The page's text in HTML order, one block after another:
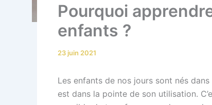
Pourquoi
enfants ?
23 juin 2021
Les enfants de nos jours sont nés
est dans la pointe de son utilisation.